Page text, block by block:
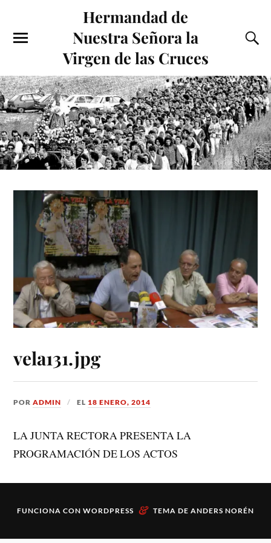
Hermandad de
Nuestra Señora la
Virgen de las Cruces
vela131.jpg
PORADMIN EL 18 ENERO, 2014
LA JUNTA RECTORA PRESENTA LA
PROGRAMACIÓN DE LOS ACTOS
FUNCIONA CON WORDPRESS & TEMA DE ANDERS NORÉN